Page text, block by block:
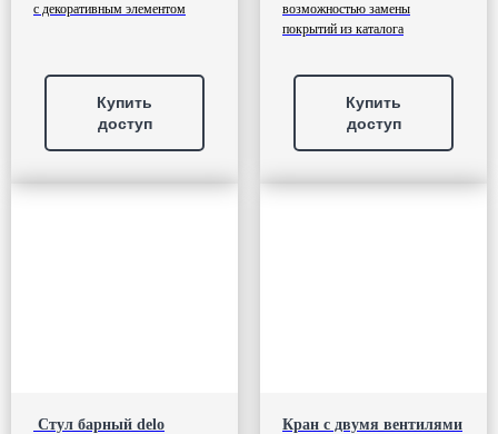
с декоративным элементом
Купить
доступ
возможностью замены
покрытий из каталога
Купить
доступ
Стул барный delo Кран с двумя вентилями